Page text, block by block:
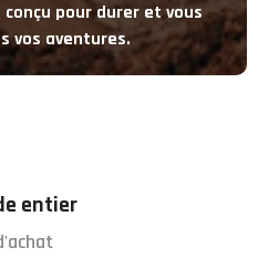
pour durer et vous
vos aventures.
entier